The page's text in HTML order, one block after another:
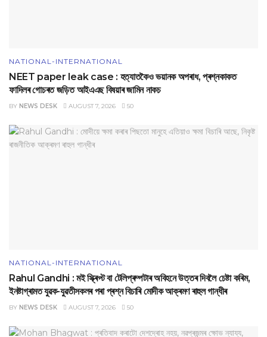
NATIONAL-INTERNATIONAL
NEET paper leak case : হত্যাতকৈও ভয়ানক অপৰাধ, প্ৰশ্নকাকত
ফাদিলৰ গোচৰত জড়িত আইএএছ বিষয়াৰ জামিন নাকচ
BY NEWS DESK AUGUST 7, 2026 50
NATIONAL-INTERNATIONAL
Rahul Gandhi : মই স্ক্ৰিপ্ট বা টেলিপ্ৰম্পটাৰ অবিহনে উত্তৰ দিবলৈ চেষ্টা কৰিম,
ইনষ্টাগ্ৰামত যুৱক-যুৱতীসকলৰ পৰা প্ৰশ্ন বিচাৰি মোদীক আক্ৰমণ ৰাহুল গান্ধীৰ
BY NEWS DESK AUGUST 7, 2026 50